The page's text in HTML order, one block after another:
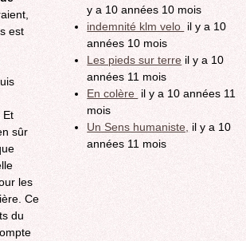
est
Et
sûr
les
Ce
du
y a 10 années 10 mois
indemnité klm velo il y a 10
années 10 mois
Les pieds sur terre il y a 10
années 11 mois
En colère il y a 10 années 11
mois
Un Sens humaniste, il y a 10
années 11 mois